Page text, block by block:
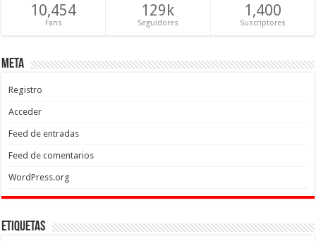
10,454
Fans
129k
Seguidores
1,400
Suscriptores
Meta
Registro
Acceder
Feed de entradas
Feed de comentarios
WordPress.org
Etiquetas